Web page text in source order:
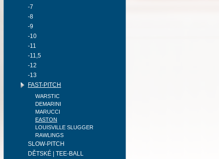
-7
-8
-9
-10
-11
-11,5
-12
-13
FAST-PITCH
WARSTIC
DEMARINI
MARUCCI
EASTON
LOUISVILLE SLUGGER
RAWLINGS
SLOW-PITCH
DĚTSKÉ | TEE-BALL